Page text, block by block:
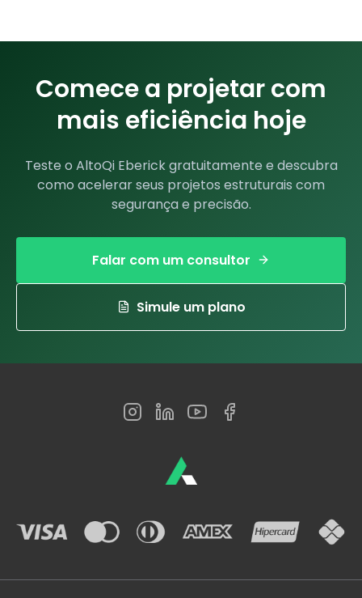
Comece a projetar com
mais eficiência hoje
Teste o AltoQi Eberick gratuitamente e descubra
como acelerar seus projetos estruturais com
segurança e precisão.
Falar com um consultor
Simule um plano